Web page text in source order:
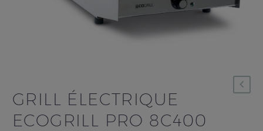
GRILL ÉLECTRIQUE
ECOGRILL PRO 8C400